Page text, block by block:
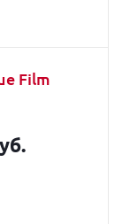
Film